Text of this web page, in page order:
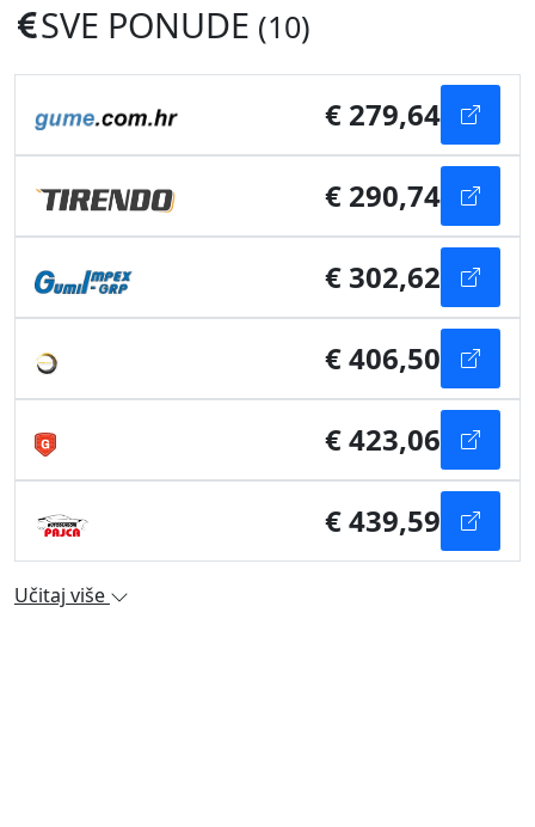
SVE PONUDE (10)
€ 279,64
€ 290,74
€ 302,62
€ 406,50
€ 423,06
€ 439,59
Učitaj više